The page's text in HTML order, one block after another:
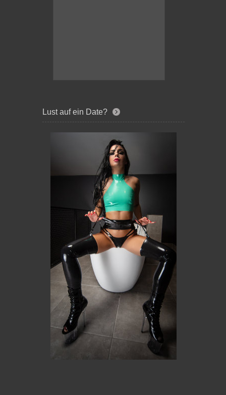
Lust auf ein Date?